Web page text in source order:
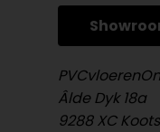
Âlde Dyk 18a
9288 XC